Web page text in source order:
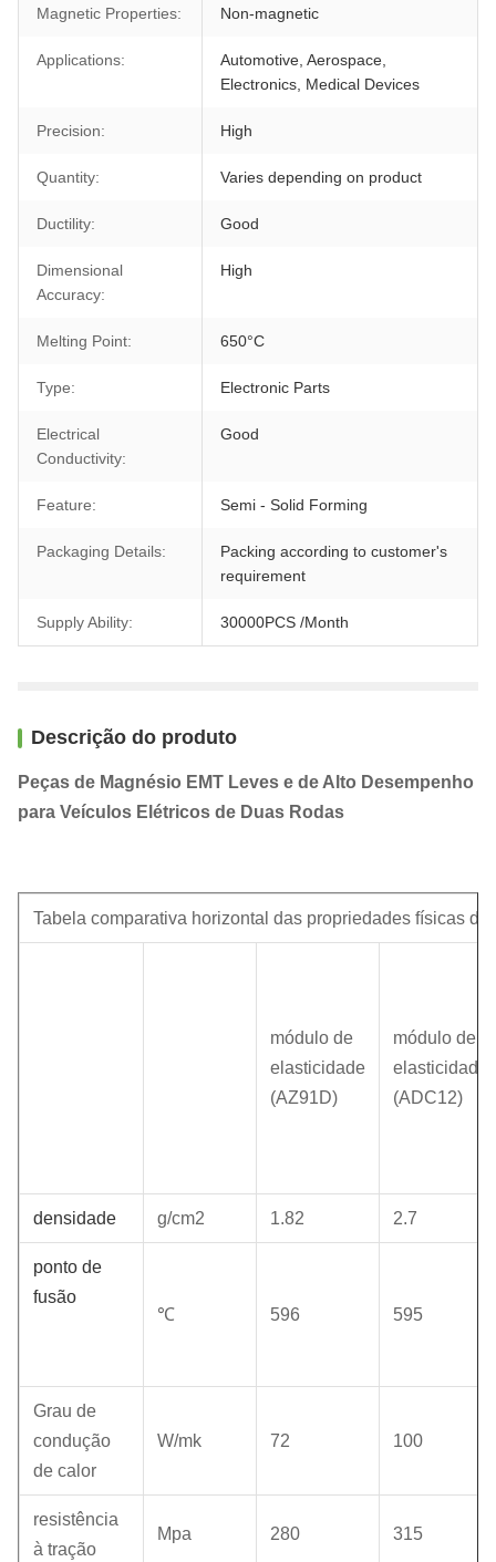
Magnetic Properties: Non-magnetic
Applications:
Automotive, Aerospace,
Electronics, Medical Devices
Precision: High
Quantity: Varies depending on product
Ductility: Good
Dimensional
Accuracy:
High
Melting Point: 650°C
Type: Electronic Parts
Electrical
Conductivity:
Good
Feature: Semi - Solid Forming
Packaging Details:
Packing according to customer's
requirement
Supply Ability: 30000PCS /Month
Descrição do produto
Peças de Magnésio EMT Leves e de Alto Desempenho
para Veículos Elétricos de Duas Rodas
Tabela comparativa horizontal das propriedades físicas
módulo de
elasticidade
(AZ91D)
módulo de
elasticidade
(ADC12)
densidade g/cm2 1.82 2.7
ponto de
fusão
℃
596 595
Grau de
condução
de calor
W/mk 72 100
resistência
à tração
Mpa 280 315